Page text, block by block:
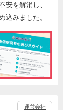
安を解消し、
込みました。
運営会社